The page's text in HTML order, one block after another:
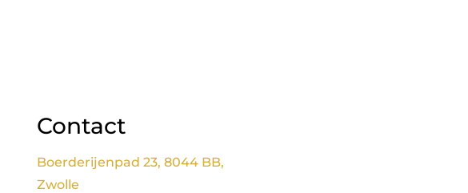
Contact
Boerderijenpad 23, 8044 BB,
Zwolle